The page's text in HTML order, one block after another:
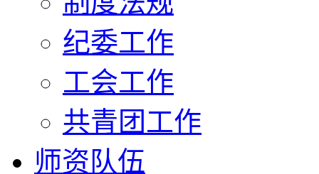
纪委工作
工会工作
共青团工作
师资队伍